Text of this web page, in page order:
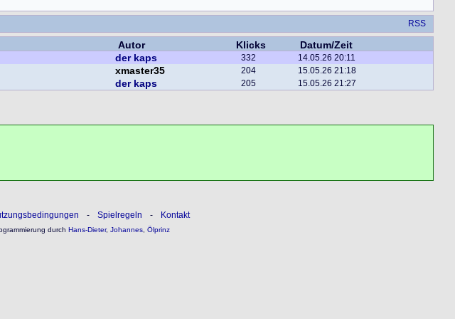
RSS
Autor Klicks
Datum/Zeit
der kaps 332 14.05.26 20:11
xmaster35 204 15.05.26 21:18
der kaps 205 15.05.26 21:27
- Spielregeln - Kontakt
durch Hans-Dieter, Johannes, Ölprinz